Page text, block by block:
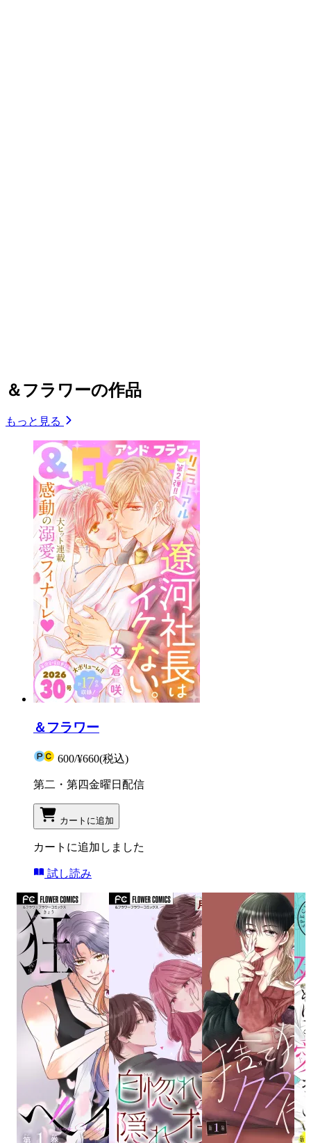
＆フラワーの作品
もっと見る
＆フラワー
600/¥660(税込)
第二・第四金曜日配信
カートに追加
カートに追加しました
試し読み